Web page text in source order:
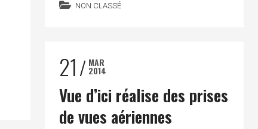
NON CLASSÉ
21 MAR
2014
Vue d’ici réalise des prises
de vues aériennes